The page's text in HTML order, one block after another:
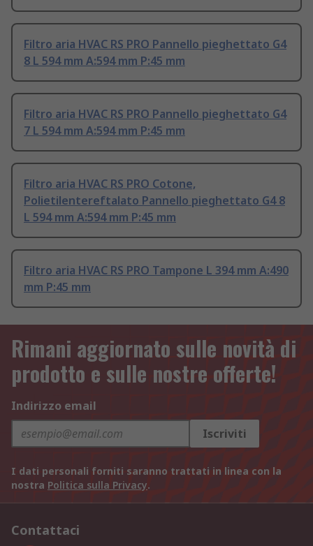
Filtro aria HVAC RS PRO Pannello pieghettato G4
8 L 594 mm A:594 mm P:45 mm
Filtro aria HVAC RS PRO Pannello pieghettato G4
7 L 594 mm A:594 mm P:45 mm
Filtro aria HVAC RS PRO Cotone,
Polietilentereftalato Pannello pieghettato G4 8
L 594 mm A:594 mm P:45 mm
Filtro aria HVAC RS PRO Tampone L 394 mm A:490
mm P:45 mm
Rimani aggiornato sulle novità di
prodotto e sulle nostre offerte!
Indirizzo email
Iscriviti
I dati personali forniti saranno trattati in linea con la
nostra Politica sulla Privacy.
Contattaci